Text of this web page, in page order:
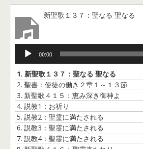
新聖歌１３７：聖なる 聖なる
プ
レ
ー
ヤ
ー
00:00
1. 新聖歌１３７：聖なる 聖なる
2. 聖書：使徒の働き２章１～１３節
3. 新聖歌４１５：恵み深き御神よ
4. 説教1：お祈り
5. 説教2：聖霊に満たされる
6. 説教3：聖霊に満たされる
7. 説教4：聖霊に満たされる